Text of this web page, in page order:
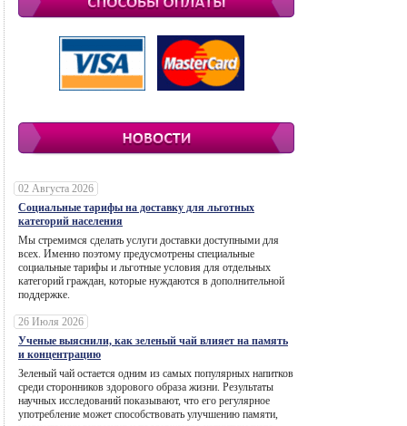
02 Августа 2026
Социальные тарифы на доставку для льготных
категорий населения
Мы стремимся сделать услуги доставки доступными для
всех. Именно поэтому предусмотрены специальные
социальные тарифы и льготные условия для отдельных
категорий граждан, которые нуждаются в дополнительной
поддержке.
26 Июля 2026
Ученые выяснили, как зеленый чай влияет на память
и концентрацию
Зеленый чай остается одним из самых популярных напитков
среди сторонников здорового образа жизни. Результаты
научных исследований показывают, что его регулярное
употребление может способствовать улучшению памяти,